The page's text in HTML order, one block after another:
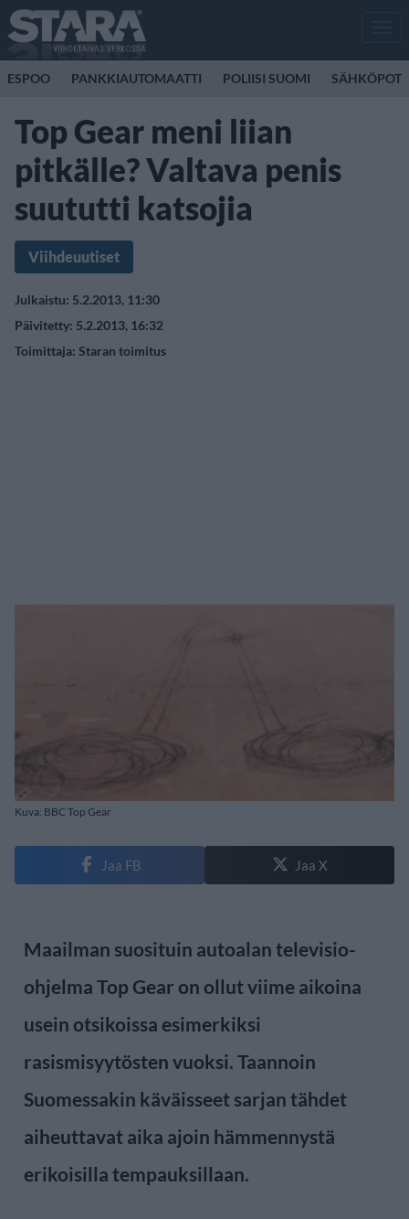
ESPOO PANKKIAUTOMAATTI POLIISI SUOMI
Top Gear meni liian
pitkälle? Valtava penis
suututti katsojia
Viihdeuutiset
Julkaistu: 5.2.2013, 11:30
Päivitetty: 5.2.2013, 16:32
Toimittaja: Staran toimitus
Kuva: BBC Top Gear
Jaa FB Jaa X
Maailman suosituin autoalan televisio-
ohjelma Top Gear on ollut viime aikoina
usein otsikoissa esimerkiksi
rasismisyytösten vuoksi. Taannoin
Suomessakin käväisseet sarjan tähdet
aiheuttavat aika ajoin hämmennystä
erikoisilla tempauksillaan.